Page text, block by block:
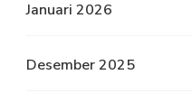
Januari 2026
Desember 2025